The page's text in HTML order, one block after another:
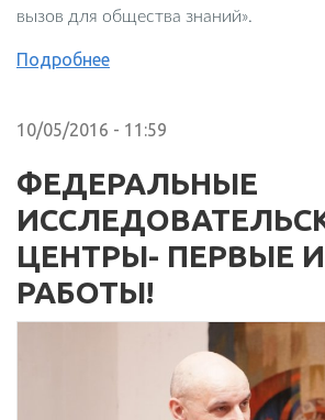
вызов для общества знаний».
Подробнее
10/05/2016 - 11:59
ФЕДЕРАЛЬНЫЕ
ЦЕНТРЫ- ПЕРВЫЕ
РАБОТЫ!